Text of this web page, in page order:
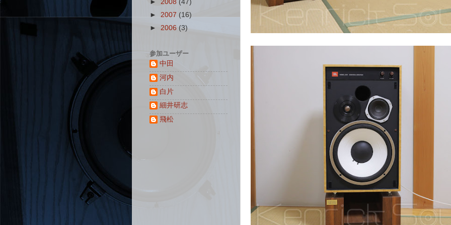
► 2008 (47)
► 2007 (16)
► 2006 (3)
参加ユーザー
中田
河内
白片
細井研志
飛松